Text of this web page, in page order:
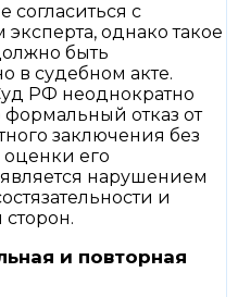
согласиться с
однако такое
быть
в судебном акте.
РФ неоднократно
формальный отказ от
заключения без
его
нарушением
и
и повторная